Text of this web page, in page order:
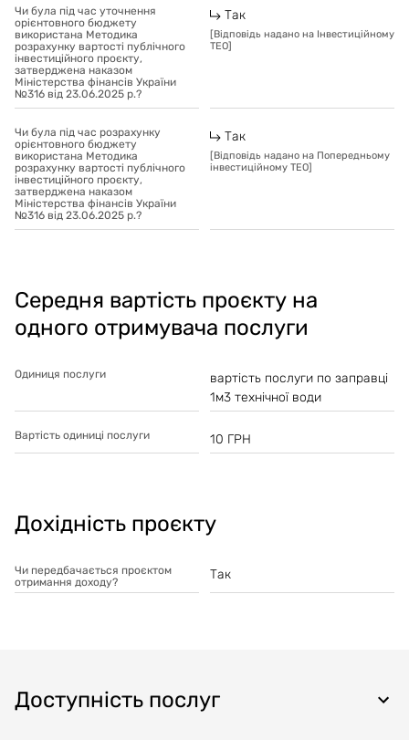
Чи була під час уточнення
орієнтовного бюджету
використана Методика
розрахунку вартості публічного
інвестиційного проєкту,
затверджена наказом
Міністерства фінансів України
№316 від 23.06.2025 р.?
Так
[Відповідь надано на Інвестиційному
ТЕО]
Чи була під час розрахунку
орієнтовного бюджету
використана Методика
розрахунку вартості публічного
інвестиційного проєкту,
затверджена наказом
Міністерства фінансів України
№316 від 23.06.2025 р.?
Так
[Відповідь надано на Попередньому
інвестиційному ТЕО]
Середня вартість проєкту на
одного отримувача послуги
Одиниця послуги
вартість послуги по заправці
1м3 технічної води
Вартість одиниці послуги 10 ГРН
Дохідність проєкту
Чи передбачається проєктом
отримання доходу?
Так
Доступність послуг